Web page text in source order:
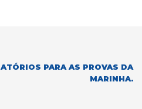
PARA AS PROVAS DA
MARINHA.